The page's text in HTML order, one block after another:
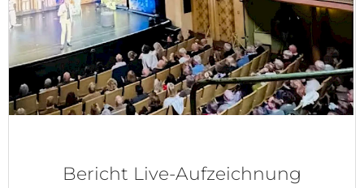
Bericht Live-Aufzeichnung